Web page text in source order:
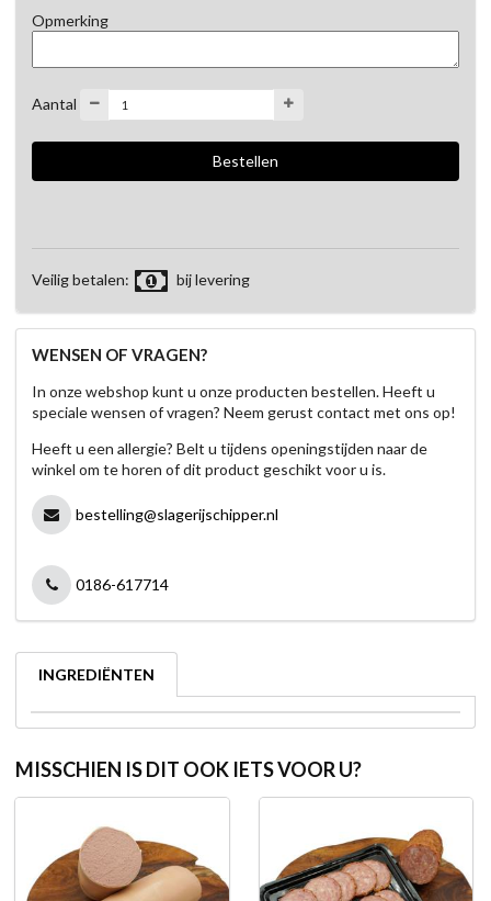
Opmerking
Aantal
Veilig betalen: bij levering
WENSEN OF VRAGEN?
In onze webshop kunt u onze producten bestellen. Heeft u
speciale wensen of vragen? Neem gerust contact met ons op!
Heeft u een allergie? Belt u tijdens openingstijden naar de
winkel om te horen of dit product geschikt voor u is.
bestelling@slagerijschipper.nl
0186-617714
INGREDIËNTEN
MISSCHIEN IS DIT OOK IETS VOOR U?